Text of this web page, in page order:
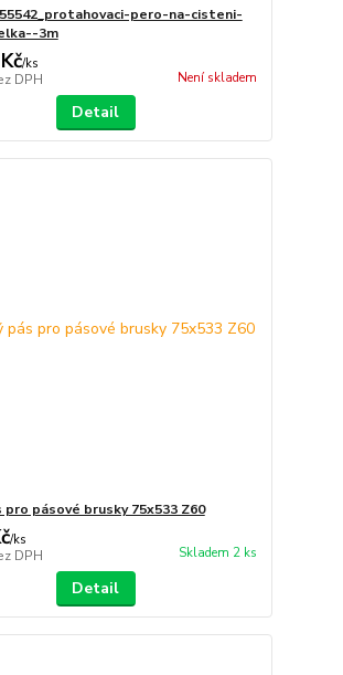
pero-na-cisteni-
3m
/ks
DPH Není skladem
Detail
pro pásové brusky 75x533 Z60
/ks
DPH Skladem 2 ks
Detail